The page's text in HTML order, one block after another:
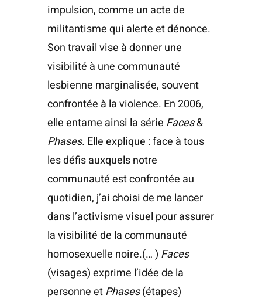
impulsion, comme un acte de
militantisme qui alerte et dénonce.
Son travail vise à donner une
visibilité à une communauté
lesbienne marginalisée, souvent
confrontée à la violence. En 2006,
elle entame ainsi la série Faces&
Phases. Elle explique : face à tous
les défis auxquels notre
communauté est confrontée au
quotidien, j’ai choisi de me lancer
dans l’activisme visuel pour assurer
la visibilité de la communauté
homosexuelle noire.(… ) Faces
(visages) exprime l’idée de la
personne etPhases(étapes)